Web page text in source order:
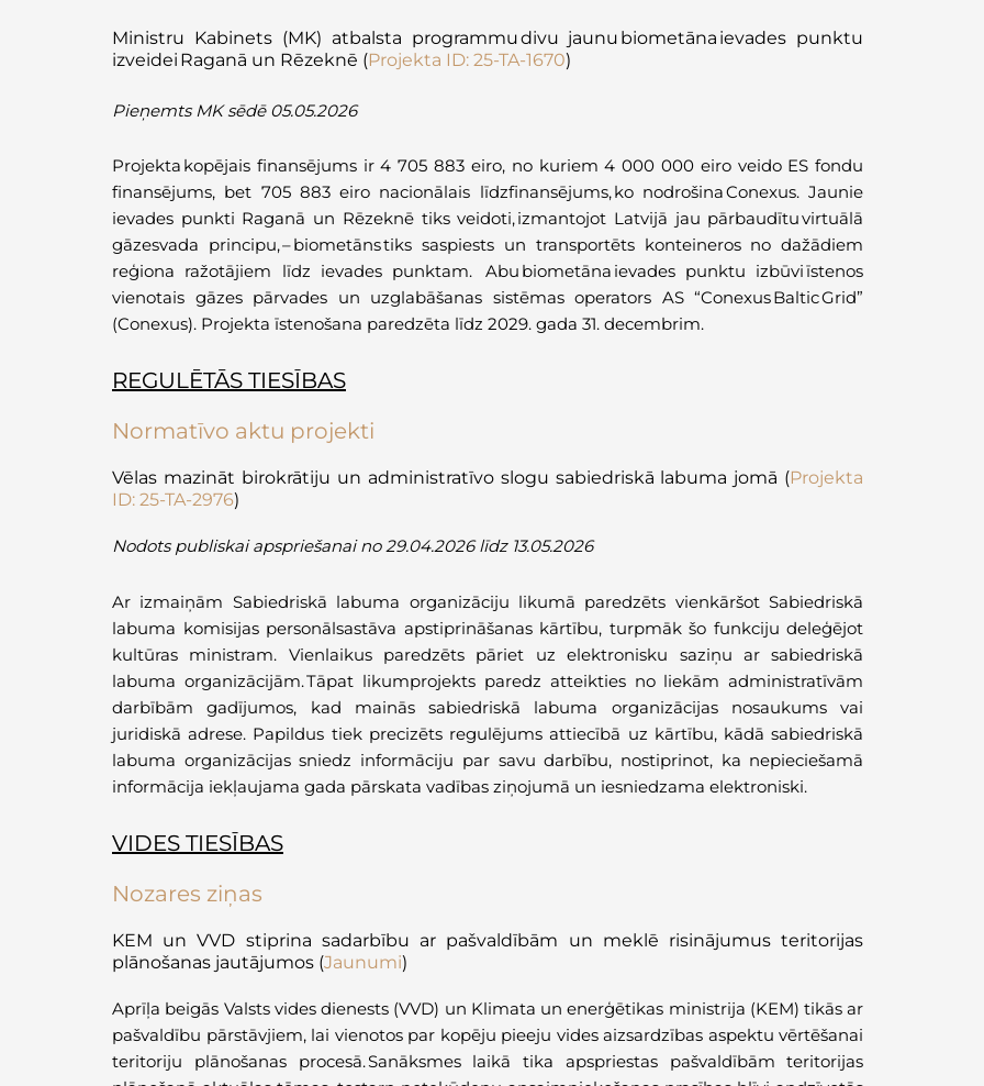
Ministru Kabinets (MK) atbalsta programmu divu jaunu biometāna ievades punktu
izveidei Raganā un Rēzeknē (Projekta ID: 25-TA-1670)
Pieņemts MK sēdē 05.05.2026
Projekta kopējais finansējums ir 4 705 883 eiro, no kuriem 4 000 000 eiro veido ES fondu
finansējums, bet 705 883 eiro nacionālais līdzfinansējums, ko nodrošinaConexus. Jaunie
ievades punkti Raganā un Rēzeknē tiks veidoti, izmantojot Latvijā jau pārbaudītu virtuālā
gāzesvada principu, –biometānstiks saspiests un transportēts konteineros no dažādiem
reģiona ražotājiem līdz ievades punktam.
Abu biometāna ievades punktu izbūvi īstenos
vienotais gāzes pārvades un uzglabāšanas sistēmas operators AS “ConexusBalticGrid”
(Conexus). Projekta īstenošana paredzēta līdz 2029. gada 31. decembrim.
REGULĒTĀS TIESĪBAS
Normatīvo aktu projekti
Vēlas mazināt birokrātiju un administratīvo slogu sabiedriskā labuma jomā (Projekta
ID: 25-TA-2976)
Nodots publiskai apspriešanai no 29.04.2026 līdz 13.05.2026
Ar izmaiņām Sabiedriskā labuma organizāciju likumā paredzēts vienkāršot Sabiedriskā
labuma komisijas personālsastāva apstiprināšanas kārtību, turpmāk šo funkciju deleģējot
kultūras ministram. Vienlaikus paredzēts pāriet uz elektronisku saziņu ar sabiedriskā
labuma organizācijām. Tāpat likumprojekts paredz atteikties no liekām administratīvām
darbībām gadījumos, kad mainās sabiedriskā labuma organizācijas nosaukums vai
juridiskā adrese. Papildus tiek precizēts regulējums attiecībā uz kārtību, kādā sabiedriskā
labuma organizācijas sniedz informāciju par savu darbību, nostiprinot, ka nepieciešamā
informācija iekļaujama gada pārskata vadības ziņojumā un iesniedzama elektroniski.
VIDES TIESĪBAS
Nozares ziņas
KEM un VVD stiprina sadarbību ar pašvaldībām un meklē risinājumus teritorijas
plānošanas jautājumos (Jaunumi)
Aprīļa beigās Valsts vides dienests (VVD) un Klimata un enerģētikas ministrija (KEM) tikās ar
pašvaldību pārstāvjiem, lai vienotos par kopēju pieeju vides aizsardzības aspektu vērtēšanai
teritoriju plānošanas procesā. Sanāksmes laikā tika apspriestas pašvaldībām teritorijas